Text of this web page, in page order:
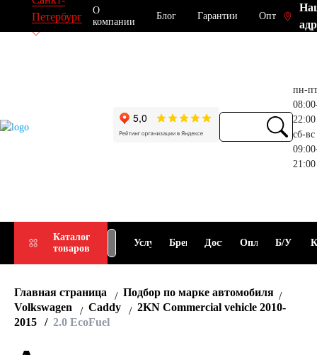
Петербург
О
компании
Блог Гарантии Опт
пн-пт
22:00
сб-вс
21:00
Каталог
товаров
Подбор
АКБ
Услуги Бренды ДоставкаОплата Б/У
Главная страница
Подбор по марке автомобиля
Volkswagen
Caddy
2KN Commercial vehicle 2010-
2015
2.0 EcoFuel